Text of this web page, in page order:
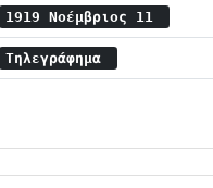
1919 Νοέμβριος 11
Τηλεγράφημα